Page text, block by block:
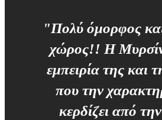
"Πολύ όμορφος
χώρος!! Η
εμπειρία της και
που την
κερδίζει από